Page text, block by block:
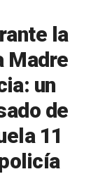
la
Madre
un
de
11